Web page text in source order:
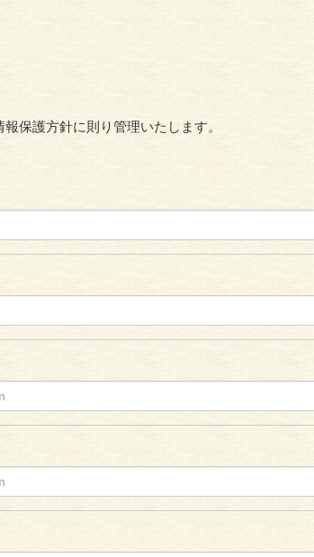
保護方針に則り管理いたします。